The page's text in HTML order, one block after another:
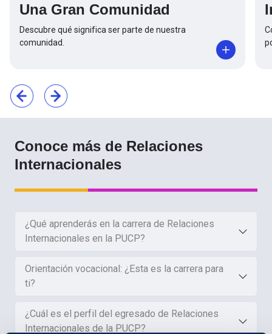
Una Gran Comunidad
Descubre qué significa ser parte de nuestra
comunidad.
Conoce más de Relaciones
Internacionales
¿Qué aprenderás en la carrera de Relaciones
Internacionales en la PUCP?
Orientación vocacional: ¿Esta es la carrera para
ti?
¿Cuál es el perfil del egresado de Relaciones
Internacionales de la PUCP?